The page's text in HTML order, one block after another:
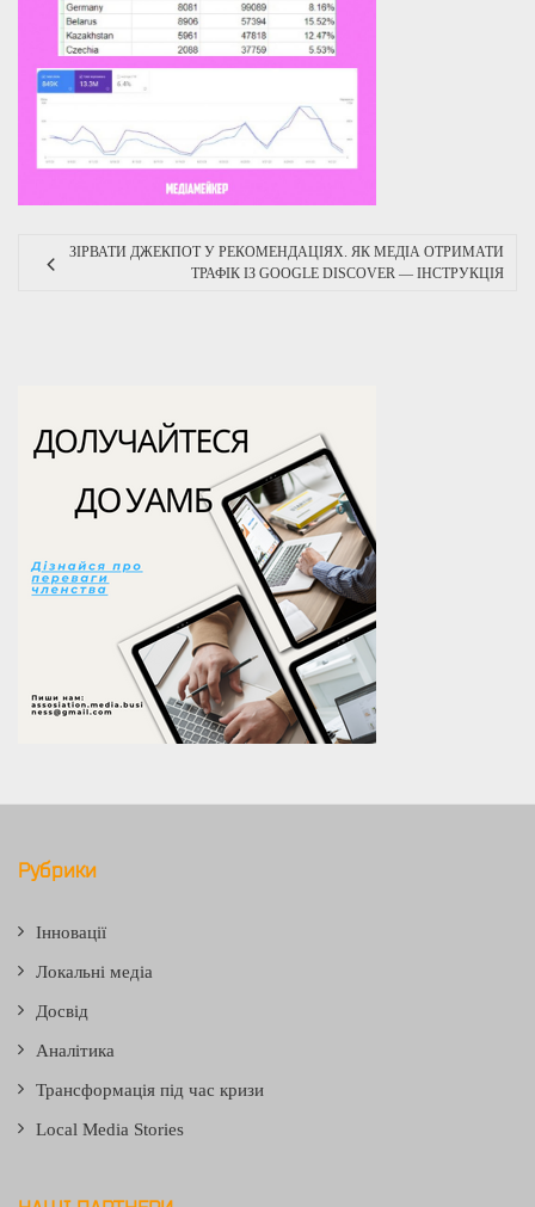
ЗІРВАТИ ДЖЕКПОТ У РЕКОМЕНДАЦІЯХ. ЯК МЕДІА ОТРИМАТИ
ТРАФІК ІЗ GOOGLE DISCOVER — ІНСТРУКЦІЯ
Рубрики
Інновації
Локальні медіа
Досвід
Аналітика
Трансформація під час кризи
Local Media Stories